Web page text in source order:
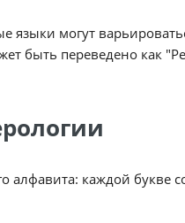
могут
быть переведено как
алфавита: каждой букве